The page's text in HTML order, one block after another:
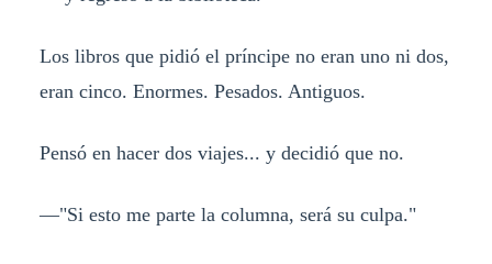
Los libros que pidió el príncipe no eran uno ni dos,
eran cinco. Enormes. Pesados. Antiguos.
Pensó en hacer dos viajes... y decidió que no.
—"Si esto me parte la columna, será su culpa."